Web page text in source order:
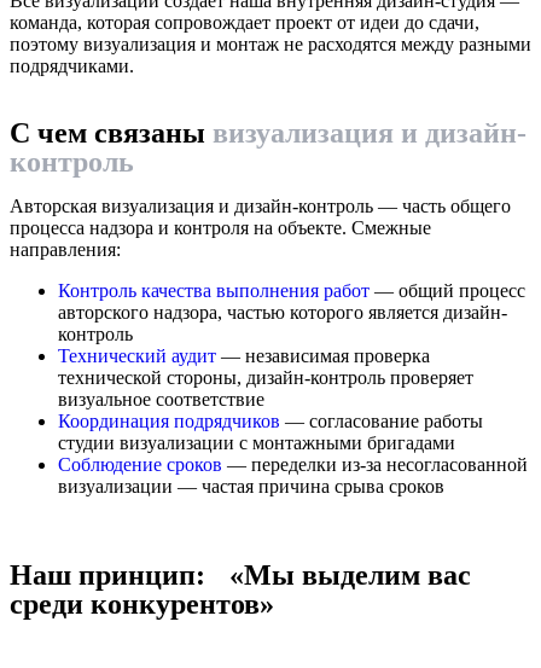
команда, которая сопровождает проект от идеи до сдачи,
поэтому визуализация и монтаж не расходятся между разными
подрядчиками.
С чем связаны визуализация и дизайн-
контроль
Авторская визуализация и дизайн-контроль — часть общего
процесса надзора и контроля на объекте. Смежные
направления:
Контроль качества выполнения работ — общий процесс
авторского надзора, частью которого является дизайн-
контроль
Технический аудит — независимая проверка
технической стороны, дизайн-контроль проверяет
визуальное соответствие
Координация подрядчиков — согласование работы
студии визуализации с монтажными бригадами
Соблюдение сроков — переделки из-за несогласованной
визуализации — частая причина срыва сроков
Наш принцип: «Мы выделим вас
среди конкурентов»